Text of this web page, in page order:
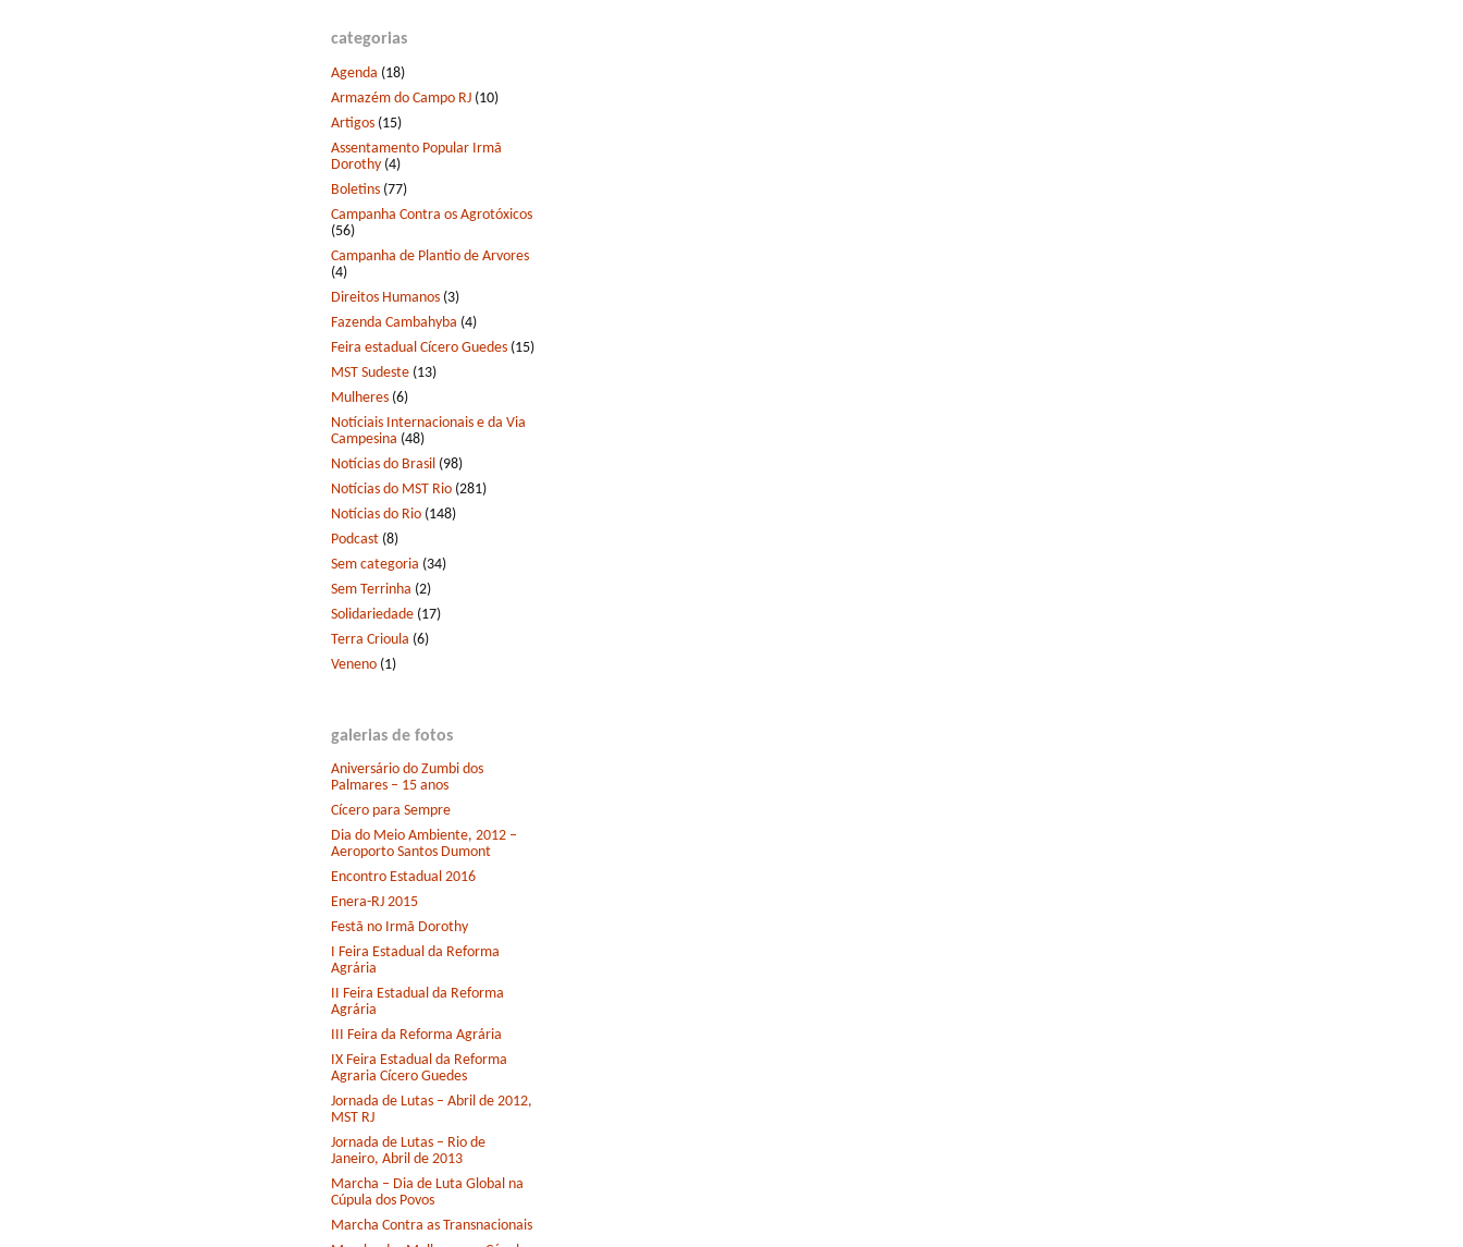
categorias
Agenda (18)
Armazém do Campo RJ (10)
Artigos (15)
Assentamento Popular Irmã
Dorothy (4)
Boletins (77)
Campanha Contra os Agrotóxicos
(56)
Campanha de Plantio de Arvores
(4)
Direitos Humanos (3)
Fazenda Cambahyba (4)
Feira estadual Cícero Guedes (15)
MST Sudeste (13)
Mulheres (6)
Notíciais Internacionais e da Via
Campesina (48)
Notícias do Brasil (98)
Notícias do MST Rio (281)
Notícias do Rio (148)
Podcast (8)
Sem categoria (34)
Sem Terrinha (2)
Solidariedade (17)
Terra Crioula (6)
Veneno (1)
galerias de fotos
Aniversário do Zumbi dos
Palmares – 15 anos
Cícero para Sempre
Dia do Meio Ambiente, 2012 –
Aeroporto Santos Dumont
Encontro Estadual 2016
Enera-RJ 2015
Festã no Irmã Dorothy
I Feira Estadual da Reforma
Agrária
II Feira Estadual da Reforma
Agrária
III Feira da Reforma Agrária
IX Feira Estadual da Reforma
Agraria Cícero Guedes
Jornada de Lutas – Abril de 2012,
MST RJ
Jornada de Lutas – Rio de
Janeiro, Abril de 2013
Marcha – Dia de Luta Global na
Cúpula dos Povos
Marcha Contra as Transnacionais